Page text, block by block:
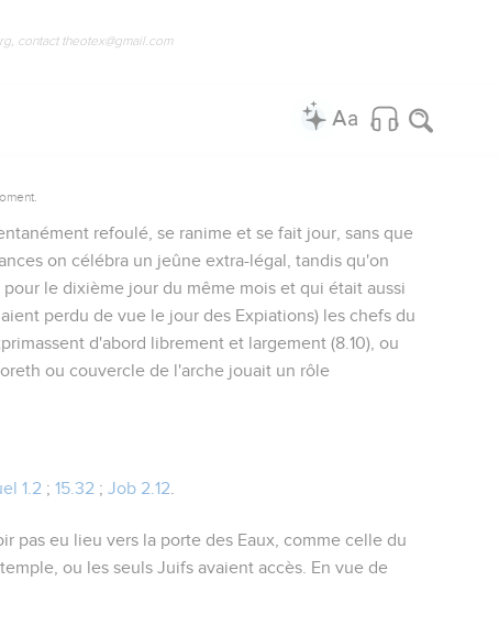
contact theotex@gmail.com
refoulé, se ranime et se fait jour, sans que
on célébra un jeûne extra-légal, tandis qu'on
le dixième jour du même mois et qui était aussi
perdu de vue le jour des Expiations) les chefs du
d'abord librement et largement (8.10), ou
ou couvercle de l'arche jouait un rôle
1.2 ; 15.32 ; Job 2.12
pas eu lieu vers la porte des Eaux, comme celle du
ou les seuls Juifs avaient accès. En vue de